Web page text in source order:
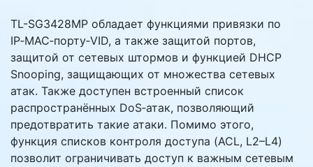
TL-SG3428MP обладает функциями привязки по
IP‑MAC‑порту‑VID, а также защитой портов,
защитой от сетевых штормов и функцией DHCP
Snooping, защищающих от множества сетевых
атак. Также доступен встроенный список
распространённых DoS‑атак, позволяющий
предотвратить такие атаки. Помимо этого,
функция списков контроля доступа (ACL, L2–L4)
позволит ограничивать доступ к важным сетевым